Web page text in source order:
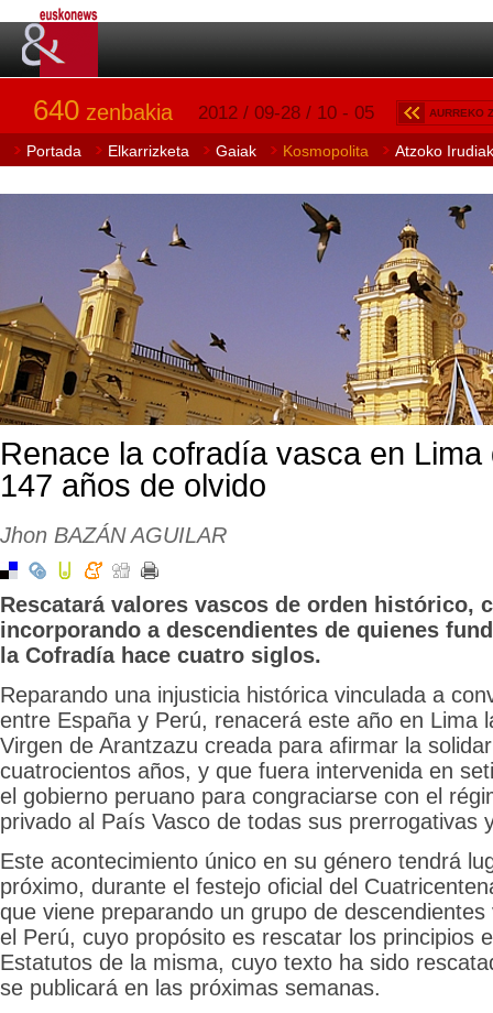
640 zenbakia 2012 / 09-28 / 10 - 05 AURREKO
Portada Elkarrizketa Gaiak Kosmopolita Atzoko Irudiak
Renace la cofradía vasca en Lima
147 años de olvido
Jhon BAZÁN AGUILAR
Rescatará valores vascos de orden histórico,
incorporando a descendientes de quienes
la Cofradía hace cuatro siglos.
Reparando una injusticia histórica vinculada a
entre España y Perú, renacerá este año en Lima
Virgen de Arantzazu creada para afirmar la
cuatrocientos años, y que fuera intervenida en
el gobierno peruano para congraciarse con el
privado al País Vasco de todas sus prerrogativas
Este acontecimiento único en su género tendrá
próximo, durante el festejo oficial del
que viene preparando un grupo de
el Perú, cuyo propósito es rescatar los principios
Estatutos de la misma, cuyo texto ha sido
se publicará en las próximas semanas.